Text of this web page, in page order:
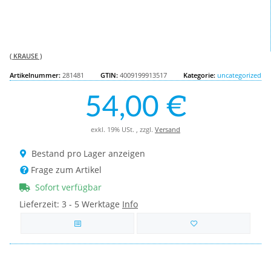
( KRAUSE )
Artikelnummer: 281481 GTIN: 4009199913517 Kategorie: uncategorized
54,00 €
exkl. 19% USt. , zzgl. Versand
Bestand pro Lager anzeigen
Frage zum Artikel
Sofort verfügbar
Lieferzeit: 3 - 5 Werktage Info